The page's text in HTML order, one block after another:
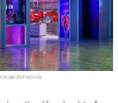
de Rihanna